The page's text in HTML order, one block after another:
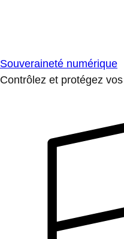
Souveraineté numérique
Contrôlez et protégez